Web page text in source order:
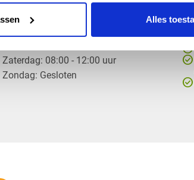
Alles
​Zaterdag: 08:00 - 12:00 uur
​Zondag: Gesloten
check_circle
check_circle
check_circle